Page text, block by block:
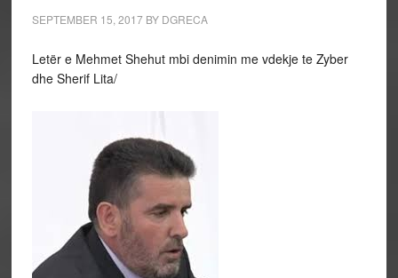
SEPTEMBER 15, 2017BY DGRECA
Letër e Mehmet Shehut mbi denimin me vdekje te Zyber
dhe Sherif Lita/